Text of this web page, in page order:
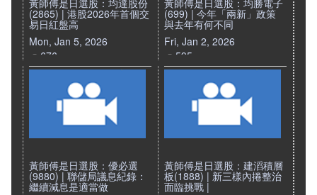
黃師傅是日選股：均達股份
(2865) | 港股2026年首個交
易日紅盤高
Mon, Jan 5, 2026
676
黃師傅是日選股：均勝電子
(699) | 今年「兩新」政策
與去年有何不同
Fri, Jan 2, 2026
595
黃師傅是日選股：優必選
(9880) | 聯儲局議息紀錄：
繼續減息是適當做
黃師傅是日選股：建滔積層
板(1888) | 新三樣內捲整治
面臨挑戰 |